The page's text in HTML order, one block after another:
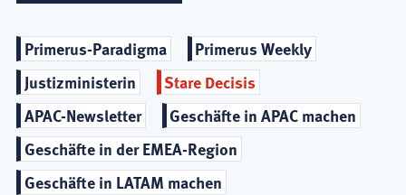
Primerus-Paradigma
Primerus Weekly
Justizministerin
Stare Decisis
APAC-Newsletter
Geschäfte in APAC machen
Geschäfte in der EMEA-Region
Geschäfte in LATAM machen